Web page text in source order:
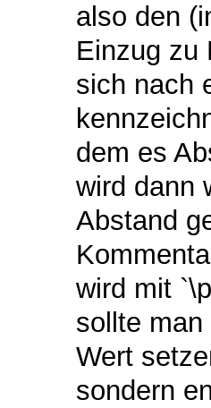
also den
Einzug zu
sich nach
dem es
wird dann
Abstand
wird mit
sollte
Wert
sondern